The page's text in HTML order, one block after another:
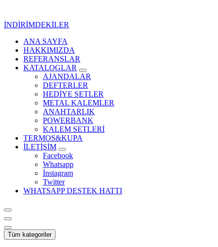
İNDİRİMDEKİLER
Kurumsal Promosyon-Hediyelik
ANA SAYFA
HAKKIMIZDA
REFERANSLAR
KATALOGLAR
AJANDALAR
DEFTERLER
HEDİYE SETLER
METAL KALEMLER
ANAHTARLIK
POWERBANK
KALEM SETLERİ
TERMOS&KUPA
İLETİŞİM
Facebook
Whatsapp
İnstagram
Twitter
WHATSAPP DESTEK HATTI
Tüm kategoriler